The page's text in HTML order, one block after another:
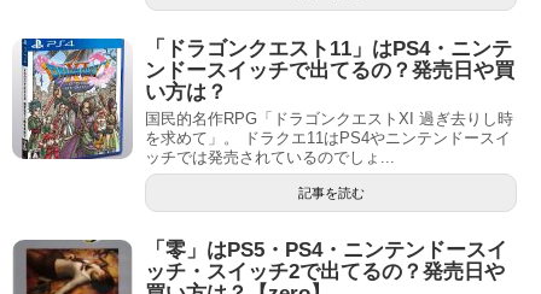
「ドラゴンクエスト11」はPS4・ニンテ
ンドースイッチで出てるの？発売日や買
い方は？
国民的名作RPG「ドラゴンクエストXI 過ぎ去りし時
を求めて」。 ドラクエ11はPS4やニンテンドースイ
ッチでは発売されているのでしょ...
記事を読む
「零」はPS5・PS4・ニンテンドースイ
ッチ・スイッチ2で出てるの？発売日や